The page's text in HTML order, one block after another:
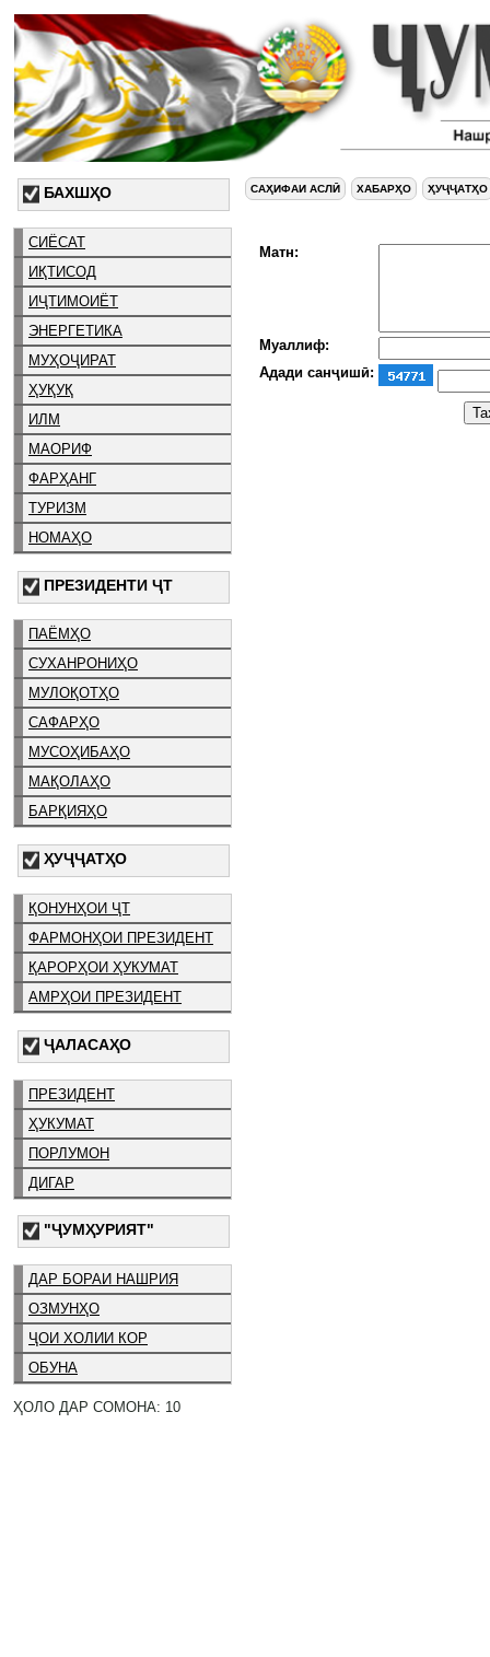
БАХШҲО
СИЁСАТ
ИҚТИСОД
ИҶТИМОИЁТ
ЭНЕРГЕТИКА
МУҲОҶИРАТ
ҲУҚУҚ
ИЛМ
МАОРИФ
ФАРҲАНГ
ТУРИЗМ
НОМАҲО
ПРЕЗИДЕНТИ ҶТ
ПАЁМҲО
СУХАНРОНИҲО
МУЛОҚОТҲО
САФАРҲО
МУСОҲИБАҲО
МАҚОЛАҲО
БАРҚИЯҲО
ҲУҶҶАТҲО
ҚОНУНҲОИ ҶТ
ФАРМОНҲОИ ПРЕЗИДЕНТ
ҚАРОРҲОИ ҲУКУМАТ
АМРҲОИ ПРЕЗИДЕНТ
ҶАЛАСАҲО
ПРЕЗИДЕНТ
ҲУКУМАТ
ПОРЛУМОН
ДИГАР
"ҶУМҲУРИЯТ"
ДАР БОРАИ НАШРИЯ
ОЗМУНҲО
ҶОИ ХОЛИИ КОР
ОБУНА
ҲОЛО ДАР СОМОНА: 10
САҲИФАИ АСЛӢ ХАБАРҲО ҲУҶҶАТҲО
Матн:
Муаллиф:
Адади санҷишӣ: